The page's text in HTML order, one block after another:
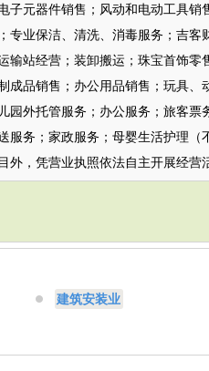
元器件销售；风动和电动工具销
业保洁、清洗、消毒服务；吉客
输站经营；装卸搬运；珠宝首饰零
成品销售；办公用品销售；玩具、
外托管服务；办公服务；旅客票
务；家政服务；母婴生活护理（
，凭营业执照依法自主开展经营
建筑安装业